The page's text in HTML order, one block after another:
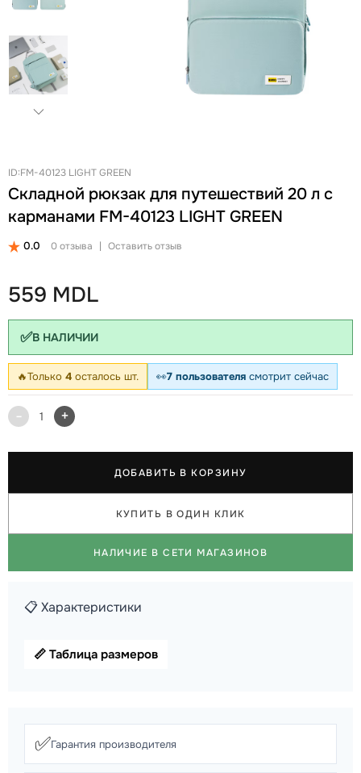
Женские Рюкзаки
Ланчбоксы и бутылки
Бизнес рюкзаки
Школьные рюкзаки на колесах Snowball
Бананки
Дошкольные рюкзаки
Женские Кошельки
+
Ремни
Ключницы
Визитницы
Автодокументницы
Зонты
Новинки
Скидки и акции
ID:FM-40123 LIGHT GREEN
Складной рюкзак для путешествий 20 л с
карманами FM-40123 LIGHT GREEN
0.0 0 отзыва | Оставить отзыв
559 MDL
✅В НАЛИЧИИ
🔥Только 4 осталось шт. 👀7 пользователя смотрит сейчас
- 1 +
ДОБАВИТЬ В КОРЗИНУ
КУПИТЬ В ОДИН КЛИК
НАЛИЧИЕ В СЕТИ МАГАЗИНОВ
📋 Характеристики
📏 Таблица размеров
✅Гарантия производителя